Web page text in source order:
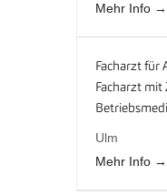
Mehr Info
Facharzt für
Facharzt
Ulm
Mehr Info